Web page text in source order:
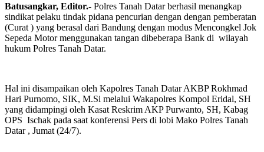
Batusangkar, Editor.- Polres Tanah Datar berhasil menangkap
sindikat pelaku tindak pidana pencurian dengan dengan pemberatan
(Curat ) yang berasal dari Bandung dengan modus Mencongkel Jok
Sepeda Motor menggunakan tangan dibeberapa Bank di wilayah
hukum Polres Tanah Datar.
Hal ini disampaikan oleh Kapolres Tanah Datar AKBP Rokhmad
Hari Purnomo, SIK, M.Si melalui Wakapolres Kompol Eridal, SH
yang didampingi oleh Kasat Reskrim AKP Purwanto, SH, Kabag
OPS Ischak pada saat konferensi Pers di lobi Mako Polres Tanah
Datar , Jumat (24/7).